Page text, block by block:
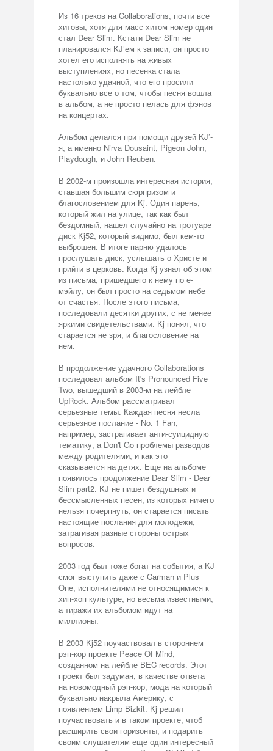
Из 16 треков на Collaborations, почти все
хитовы, хотя для масс хитом номер один
стал Dear Slim. Кстати Dear Slim не
планировался KJ’ем к записи, он просто
хотел его исполнять на живых
выступлениях, но песенка стала
настолько удачной, что его просили
буквально все о том, чтобы песня вошла
в альбом, а не просто пелась для фэнов
на концертах.
Альбом делался при помощи друзей KJ’-
я, а именно Nirva Dousaint, Pigeon John,
Playdough, и John Reuben.
В 2002-м произошла интересная история,
ставшая большим сюрпризом и
благословением для Kj. Один парень,
который жил на улице, так как был
бездомный, нашел случайно на тротуаре
диск Kj52, который видимо, был кем-то
выброшен. В итоге парню удалось
прослушать диск, услышать о Христе и
прийти в церковь. Когда Kj узнал об этом
из письма, пришедшего к нему по е-
мэйлу, он был просто на седьмом небе
от счастья. После этого письма,
последовали десятки других, с не менее
яркими свидетельствами. Kj понял, что
старается не зря, и благословение на
нем.
В продолжение удачного Collaborations
последовал альбом It's Pronounced Five
Two, вышедший в 2003-м на лейбле
UpRock. Альбом рассматривал
серьезные темы. Каждая песня несла
серьезное послание - No. 1 Fan,
например, застрагивает анти-суицидную
тематику, а Don't Go проблемы разводов
между родителями, и как это
сказывается на детях. Еще на альбоме
появилось продолжение Dear Slim - Dear
Slim part2. KJ не пишет бездушных и
бессмысленных песен, из которых ничего
нельзя почерпнуть, он старается писать
настоящие послания для молодежи,
затрагивая разные стороны острых
вопросов.
2003 год был тоже богат на события, а KJ
смог выступить даже с Carman и Plus
One, исполнителями не относящимися к
хип-хоп культуре, но весьма известными,
а тиражи их альбомом идут на
миллионы.
В 2003 Kj52 поучаствовал в стороннем
рэп-кор проекте Peace Of Mind,
созданном на лейбле BEC records. Этот
проект был задуман, в качестве ответа
на новомодный рэп-кор, мода на который
буквально накрыла Америку, с
появлением Limp Bizkit. Kj решил
поучаствовать и в таком проекте, чтоб
расширить свои горизонты, и подарить
своим слушателям еще один интересный